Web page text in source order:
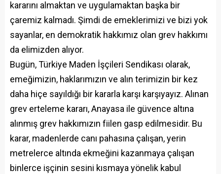
kararını almaktan ve uygulamaktan başka bir
çaremiz kalmadı. Şimdi de emeklerimizi ve bizi yok
sayanlar, en demokratik hakkımız olan grev hakkımı
da elimizden alıyor.
Bugün, Türkiye Maden İşçileri Sendikası olarak,
emeğimizin, haklarımızın ve alın terimizin bir kez
daha hiçe sayıldığı bir kararla karşı karşıyayız. Alınan
grev erteleme kararı, Anayasa ile güvence altına
alınmış grev hakkımızın fiilen gasp edilmesidir. Bu
karar, madenlerde canı pahasına çalışan, yerin
metrelerce altında ekmeğini kazanmaya çalışan
binlerce işçinin sesini kısmaya yönelik kabul